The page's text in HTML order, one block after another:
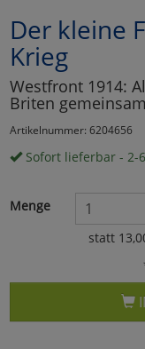
Der kleine
Krieg
Westfront 1914:
Briten
Artikelnummer: 6204656
Sofort lieferbar - 2-
Menge
statt
Marketing
Umfragetools